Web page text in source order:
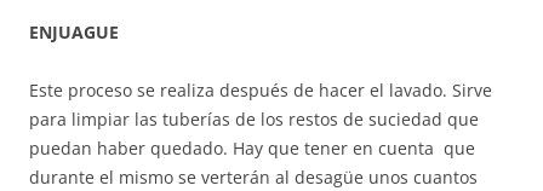
ENJUAGUE
Este proceso se realiza después de hacer el lavado. Sirve
para limpiar las tuberías de los restos de suciedad que
puedan haber quedado. Hay que tener en cuenta que
durante el mismo se verterán al desagüe unos cuantos